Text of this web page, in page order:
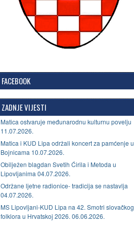
FACEBOOK
ZADNJE VIJESTI
Matica ostvaruje međunarodnu kulturnu povelju
11.07.2026.
Matica i KUD Lipa održali koncert za pamćenje u
Bojnicama 10.07.2026.
Obilježen blagdan Svetih Ćirila i Metoda u
Lipovljanima 04.07.2026.
Održane ljetne radionice- tradicija se nastavlja
04.07.2026.
MS Lipovljani-KUD Lipa na 42. Smotri slovačkog
folklora u Hrvatskoj 2026. 06.06.2026.